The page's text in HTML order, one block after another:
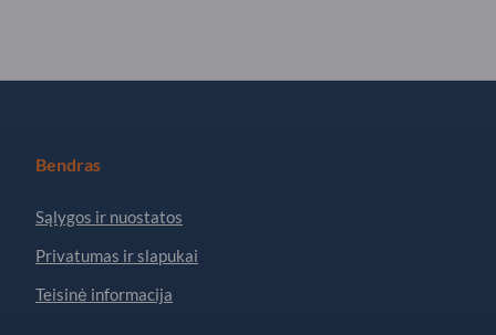
Bendras
Sąlygos ir nuostatos
Privatumas ir slapukai
Teisinė informacija